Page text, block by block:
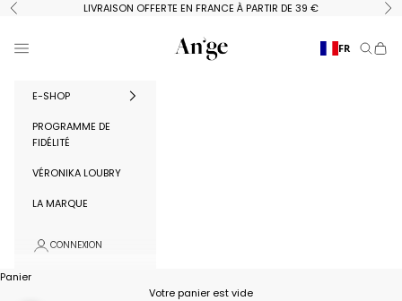
Passer au contenu
Précédent LIVRAISON OFFERTE EN FRANCE À PARTIR DE 39 €
Ange Paris
Menu FR
E-SHOP
PROGRAMME DE
FIDÉLITÉ
VÉRONIKA LOUBRY
LA MARQUE
CONNEXION
Panier
Votre panier est vide